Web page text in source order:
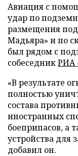
Авиация с
удар по
размещения
Мадьяра» и по
был рядом с
собеседникРИА
«В результате
полностью
состава
иностранных
боеприпасов, а
устройства для
добавил он.